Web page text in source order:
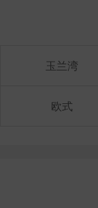
玉兰湾
欧式